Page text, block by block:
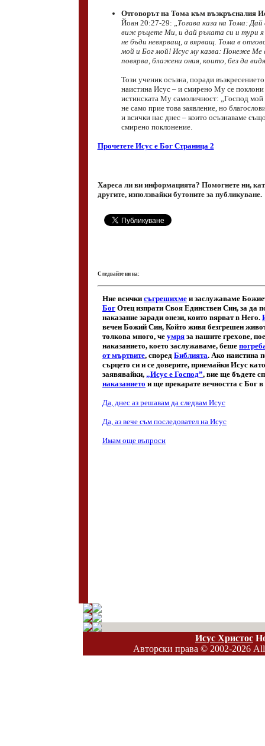
Отговорът на Тома към възкръсналия
Йоан 20:27-29: „Тогава каза на Тома:
виж ръцете Ми, и дай ръката си и тури
не бъди невярващ, а вярващ. Тома в
мой и Бог мой! Исус му казва: Понеже Ме
повярва, блажени ония, които, без да
Този ученик осъзна, поради
наистина Исус – и смирено Му се поклони
истинската Му самоличност: „Господ
не само прие това заявление, но
и всички нас днес – които осъзнаваме
смирено поклонение.
Прочетете Исус е Бог Страница 2
Хареса ли ви информацията? Помогнете ни,
другите, използвайки бутоните за публикуване.
Следвайте ни на:
Исус Христос
Авторски права © 2002-2026